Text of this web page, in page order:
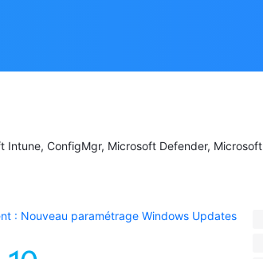
ConfigMgr, Microsoft Defender,
: Nouveau paramétrage Windows Updates